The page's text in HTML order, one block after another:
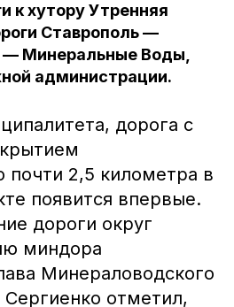
к хутору Утренняя
Ставрополь —
— Минеральные Воды,
администрации.
дорога с
почти 2,5 километра в
появится впервые.
дороги округ
миндора
Минераловодского
Сергиенко отметил,